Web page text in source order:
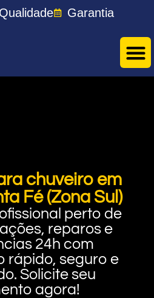
Qualidade Garantia
chuveiro em
Fé (Zona Sul)
perto de
reparos e
24h com
rápido, seguro e
Solicite seu
agora!